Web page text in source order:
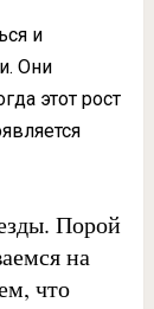
и
Они
этот рост
Порой
на
что